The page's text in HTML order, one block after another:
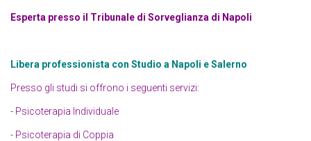
Esperta presso il Tribunale di Sorveglianza di Napoli
Libera professionista con Studio a Napoli e Salerno
Presso gli studi si offrono i seguenti servizi:
- Psicoterapia Individuale
- Psicoterapia di Coppia